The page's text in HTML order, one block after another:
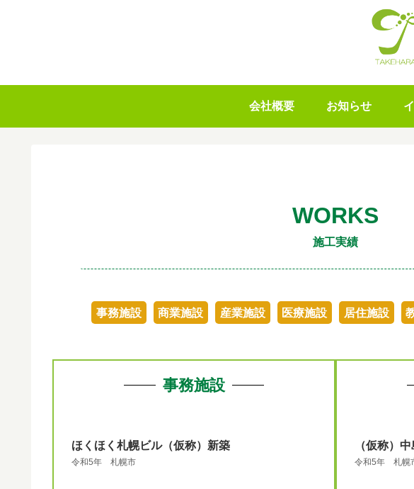
会社概要 お知らせ
WORKS
施工実績
事務施設 商業施設 産業施設 医療施設 居住施設
事務施設
ほくほく札幌ビル（仮称）新築
令和5年 札幌市
（仮称）
令和5年 札幌